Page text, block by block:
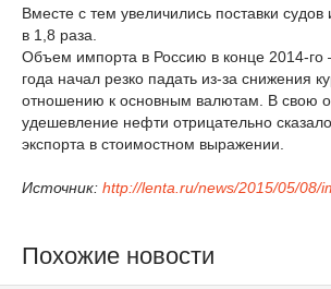
Вместе с тем увеличились поставки судов
в 1,8 раза.
Объем импорта в Россию в конце 2014-
года начал резко падать из-за снижения
отношению к основным валютам. В свою
удешевление нефти отрицательно
экспорта в стоимостном выражении.
Источник: http://lenta.ru/news/2015/05/08/
Похожие новости